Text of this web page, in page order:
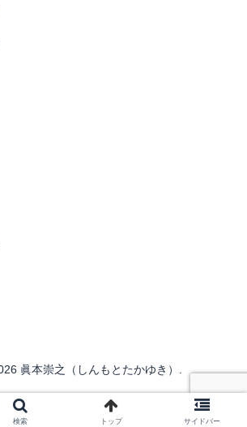
眞本崇之（しんもとたかゆき）.
検索 トップ サイドバー